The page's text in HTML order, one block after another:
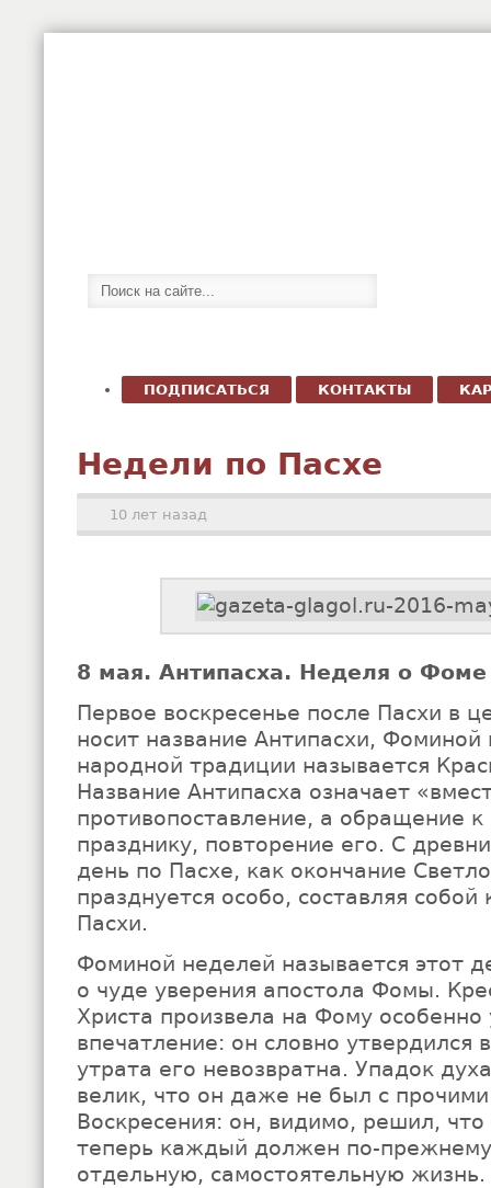
ПОДПИСАТЬСЯ КОНТАКТЫ
Недели по Пасхе
10 лет назад
8 мая. Антипасха. Неделя о Фоме
Первое воскресенье после Пасхи в
носит название Антипасхи, Фоминой
народной традиции называется
Название Антипасха означает
противопоставление, а обращение
празднику, повторение его. С
день по Пасхе, как окончание
празднуется особо, составляя
Пасхи.
Фоминой неделей называется этот
о чуде уверения апостола Фомы.
Христа произвела на Фому
впечатление: он словно утвердился
утрата его невозвратна. Упадок
велик, что он даже не был с
Воскресения: он, видимо, решил,
теперь каждый должен по-
отдельную, самостоятельную